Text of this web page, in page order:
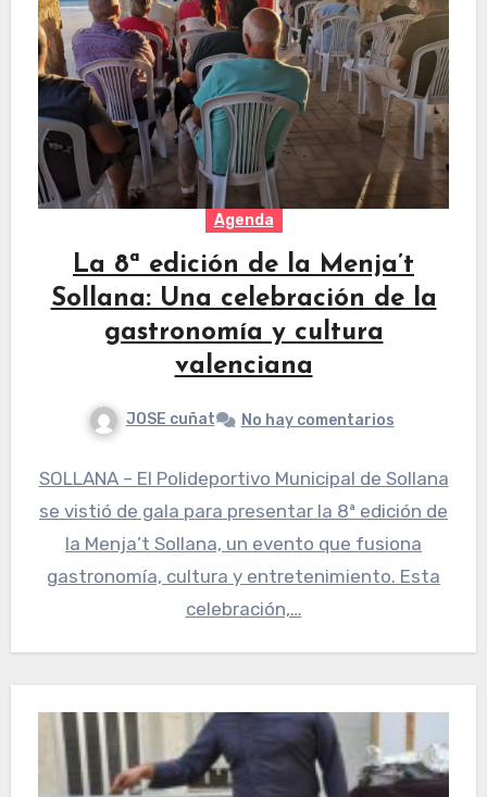
Agenda
La 8ª edición de la Menja’t
Sollana: Una celebración de la
gastronomía y cultura
valenciana
JOSE cuñat No hay comentarios
SOLLANA – El Polideportivo Municipal de Sollana
se vistió de gala para presentar la 8ª edición de
la Menja’t Sollana, un evento que fusiona
gastronomía, cultura y entretenimiento. Esta
celebración,…